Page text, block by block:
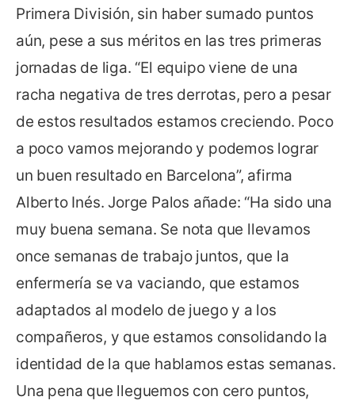
Primera División, sin haber sumado puntos
aún, pese a sus méritos en las tres primeras
jornadas de liga. “El equipo viene de una
racha negativa de tres derrotas, pero a pesar
de estos resultados estamos creciendo. Poco
a poco vamos mejorando y podemos lograr
un buen resultado en Barcelona”, afirma
Alberto Inés. Jorge Palos añade: “Ha sido una
muy buena semana. Se nota que llevamos
once semanas de trabajo juntos, que la
enfermería se va vaciando, que estamos
adaptados al modelo de juego y a los
compañeros, y que estamos consolidando la
identidad de la que hablamos estas semanas.
Una pena que lleguemos con cero puntos,